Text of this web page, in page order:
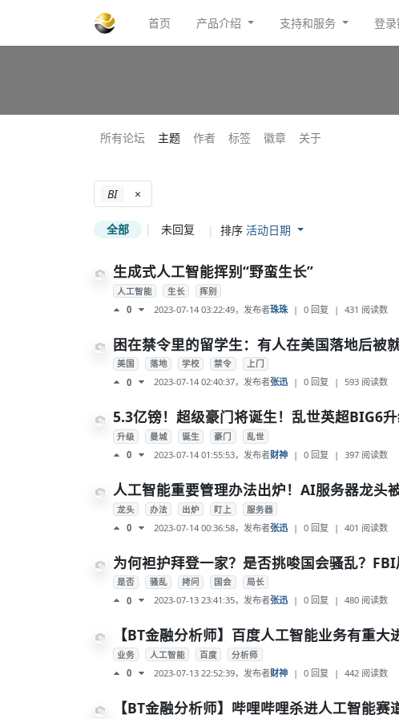
首页 产品介绍 支持和服务 登
所有论坛 主题 作者 标签 徽章 关于
BI ×
全部 | 未回复 | 排序 活动日期
生成式人工智能挥别“野蛮生长”
人工智能 生长 挥别
0 2023-07-14 03:22:49，发布者珠珠 | 0 回复 | 431 阅读数
困在禁令里的留学生：有人在美国落地后被
美国 落地 学校 禁令 上门
0 2023-07-14 02:40:37，发布者张迅 | 0 回复 | 593 阅读数
5.3亿镑！超级豪门将诞生！乱世英超BIG6
升级 曼城 诞生 豪门 乱世
0 2023-07-14 01:55:53，发布者财神 | 0 回复 | 397 阅读数
人工智能重要管理办法出炉！AI服务器龙头
龙头 办法 出炉 盯上 服务器
0 2023-07-14 00:36:58，发布者张迅 | 0 回复 | 401 阅读数
为何袒护拜登一家？是否挑唆国会骚乱？
是否 骚乱 拷问 国会 局长
0 2023-07-13 23:41:35，发布者张迅 | 0 回复 | 480 阅读数
【BT金融分析师】百度人工智能业务有重
业务 人工智能 百度 分析师
0 2023-07-13 22:52:39，发布者财神 | 0 回复 | 442 阅读数
【BT金融分析师】哔哩哔哩杀进人工智能